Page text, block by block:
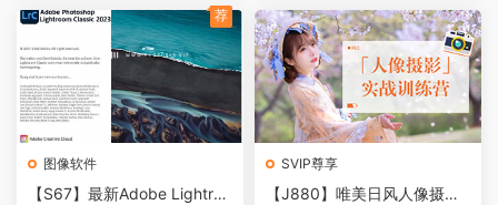
图像软件
【S67】最新Adobe Lightroo
荐
SVIP尊享
【J880】唯美日风人像摄影